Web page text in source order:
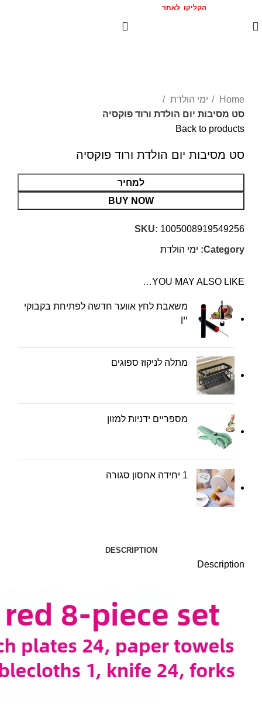
הקליקו לאתר
Home
ימי הולדת
סט מסיבות יום הולדת ורוד פוקסיה
Back to products
סט מסיבות יום הולדת ורוד פוקסיה
למחיר
BUY NOW
SKU: 1005008919549256
Category: ימי הולדת
YOU MAY ALSO LIKE…
משאבת לחץ אווער חדשה לפתיחת בקבוקי
יין
מתלה לניקוז ספוגים
מספריים ידניות למזון
1 יחידה אחסון סגורה
DESCRIPTION
Description